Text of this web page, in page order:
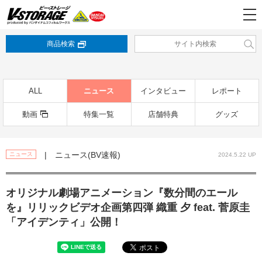
商品検索
ALL ニュース インタビュー レポート
動画 特集一覧 店舗特典 グッズ
ニュース | ニュース(BV速報) 2024.5.22 UP
オリジナル劇場アニメーション『数分間のエール
を』リリックビデオ企画第四弾 織重 夕 feat. 菅原圭
「アイデンティ」公開！